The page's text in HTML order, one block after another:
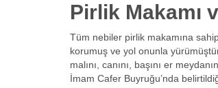
Pirlik Makamı
Tüm nebiler pirlik makamına
korumuş ve yol onunla
malını, canını, başını er
İmam Cafer Buyruğu’nda